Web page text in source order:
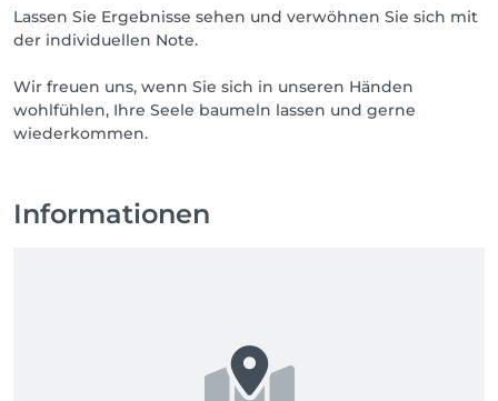
Lassen Sie Ergebnisse sehen und verwöhnen Sie sich mit
der individuellen Note.
Wir freuen uns, wenn Sie sich in unseren Händen
wohlfühlen, Ihre Seele baumeln lassen und gerne
wiederkommen.
Informationen